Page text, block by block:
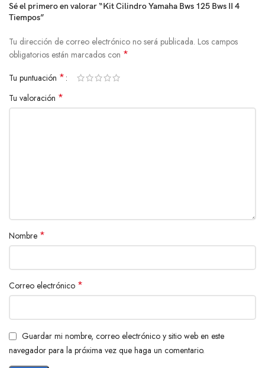
Sé el primero en valorar “Kit Cilindro Yamaha Bws 125 Bws II 4
Tiempos”
Tu dirección de correo electrónico no será publicada. Los campos
obligatorios están marcados con *
Tu puntuación *
Tu valoración *
Nombre *
Correo electrónico *
Guardar mi nombre, correo electrónico y sitio web en este
navegador para la próxima vez que haga un comentario.